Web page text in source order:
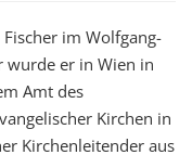
im Wolfgang-
wurde er in Wien in
Amt des
Kirchen in
Kirchenleitender aus